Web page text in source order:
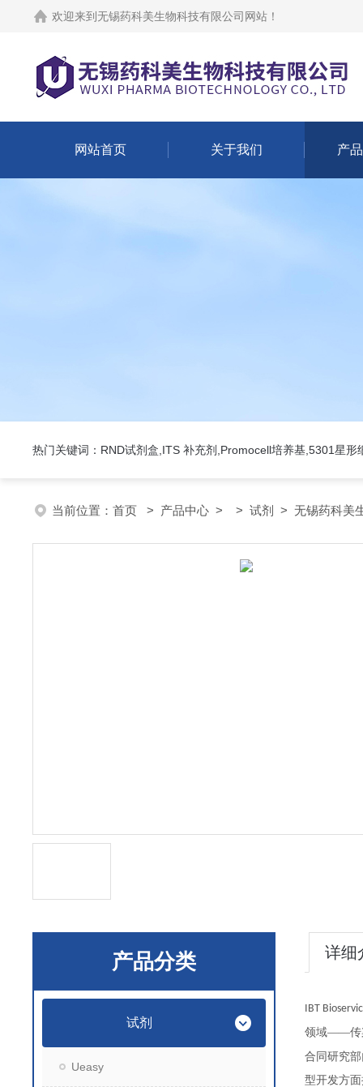
欢迎来到 无锡药科美生物科技有限公司网站 ！
网站首页 关于我们 产
热门关键词：RND试剂盒,ITS 补充剂,Promocell培养基,5301星形
当前位置： 首页 > 产品中心 > > 试剂 > 无锡药科美
产品分类
试剂
Ueasy
详细
IBT
领域——传
合同研究
型开发方